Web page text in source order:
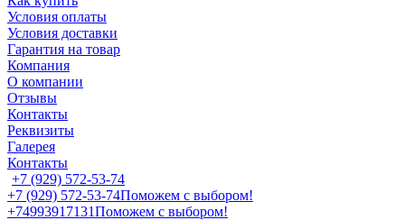
Условия оплаты
Условия доставки
Гарантия на товар
Компания
О компании
Отзывы
Контакты
Реквизиты
Галерея
Контакты
+7 (929) 572-53-74
+7 (929) 572-53-74Поможем с выбором!
+74993917131Поможем с выбором!